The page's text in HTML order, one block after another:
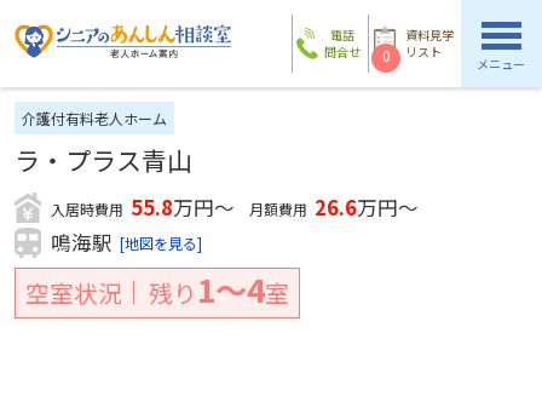
電話
問合せ
資料見学
リスト
0 メニュー
介護付有料老人ホーム
ラ・プラス青山
入居時費用 55.8万円～ 月額費用 26.6万円～
鳴海駅 [地図を見る]
空室状況 残り 1〜4室